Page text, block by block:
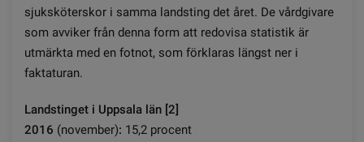
sjuksköterskor i samma landsting det året. De vårdgivare
som avviker från denna form att redovisa statistik är
utmärkta med en fotnot, som förklaras längst ner i
faktaturan.
Landstinget i Uppsala län [2]
2016 (november): 15,2 procent